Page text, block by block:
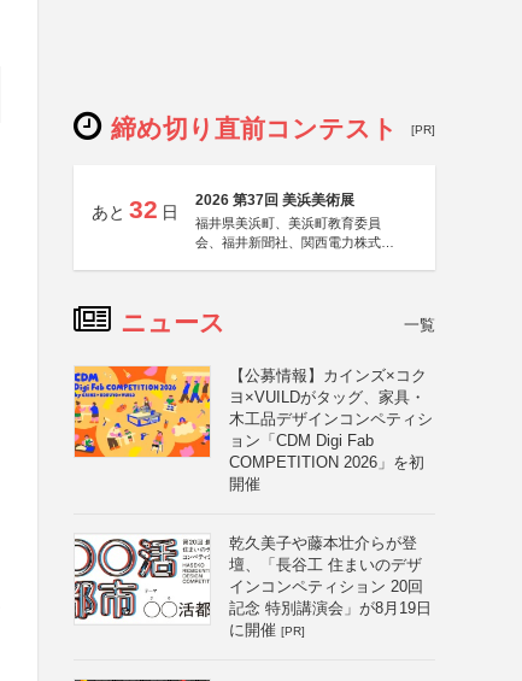
締め切り直前コンテスト [PR]
あと 32 日
2026 第37回 美浜美術展
福井県美浜町、美浜町教育委員
会、福井新聞社、関西電力株式会
ニュース 一覧
【公募情報】カインズ×コク
ヨ×VUILDがタッグ、家具・
木工品デザインコンペティシ
ョン「CDM Digi Fab
COMPETITION 2026」を初
開催
乾久美子や藤本壮介らが登
壇、「長谷工 住まいのデザ
インコンペティション 20回
記念 特別講演会」が8月19日
に開催 [PR]